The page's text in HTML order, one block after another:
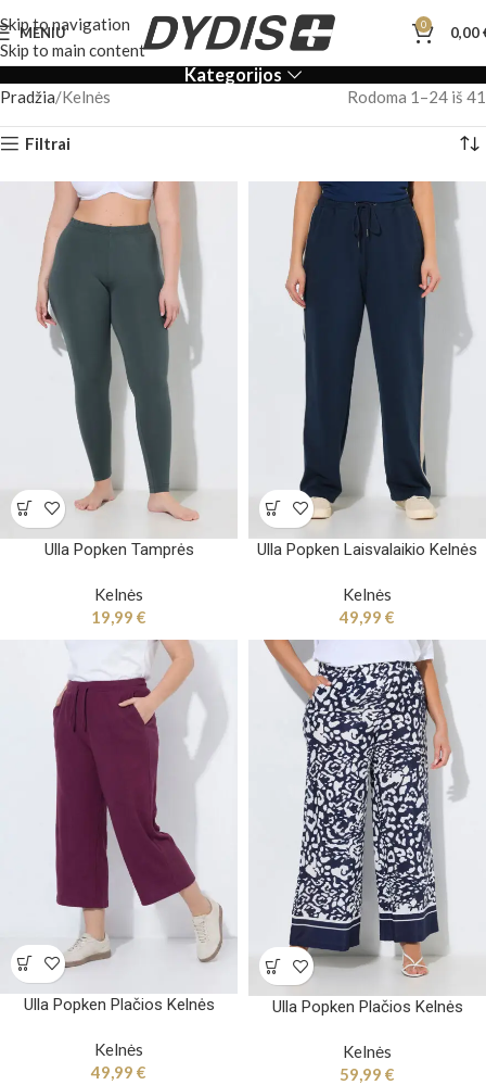
Skip to navigation
Skip to main content
MENIU 0 0,00
Kategorijos
Pradžia Kelnės Rodoma 1–24 iš 41
Filtrai
Ulla Popken Tamprės
Kelnės
19,99 €
Ulla Popken Laisvalaikio Kelnės
Kelnės
49,99 €
Ulla Popken Plačios Kelnės
Kelnės
49,99 €
Ulla Popken Plačios Kelnės
Kelnės
59,99 €